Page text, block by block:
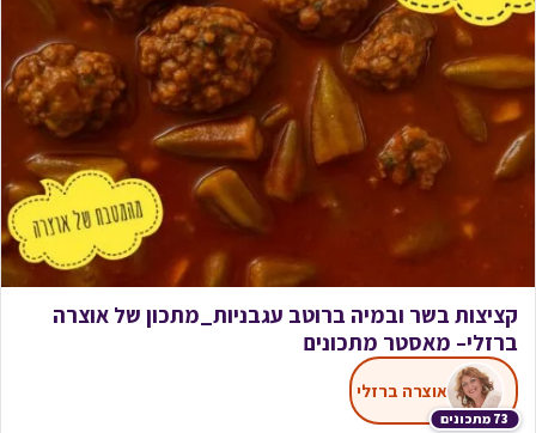
קציצות בשר ובמיה ברוטב עגבניות_מתכון של אוצרה
ברזלי– מאסטר מתכונים
73 מתכונים
אוצרה ברזלי